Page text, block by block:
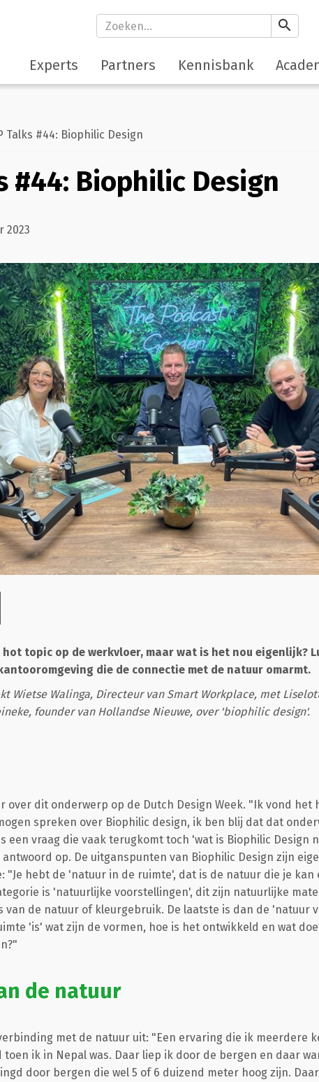
search
Experts Partners Kennisbank
Talks #44: Biophilic Design
#44: Biophilic Design
2023
topic op de werkvloer, maar wat is het nou eigenlijk?
die de connectie met de natuur omarmt.
Wietse Walinga, Directeur van Smart Workplace, met
founder van Hollandse Nieuwe, over 'biophilic design'.
over dit onderwerp op de Dutch Design Week. "Ik vond het
spreken over Biophilic design, ik ben blij dat dat
een vraag die vaak terugkomt toch 'wat is Biophilic Design
antwoord op. De uitganspunten van Biophilic Design zijn
"Je hebt de 'natuur in de ruimte', dat is de natuur die je kan
is 'natuurlijke voorstellingen', dit zijn natuurlijke
van de natuur of kleurgebruik. De laatste is dan de 'natuur
'is' wat zijn de vormen, hoe is het ontwikkeld en wat
de natuur
met de natuur uit: "Een ervaring die ik meerdere
toen ik in Nepal was. Daar liep ik door de bergen en daar
door bergen die wel 5 of 6 duizend meter hoog zijn.